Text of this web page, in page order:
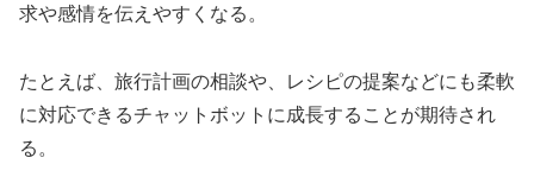
求や感情を伝えやすくなる。
たとえば、旅行計画の相談や、レシピの提案などにも柔軟
に対応できるチャットボットに成長することが期待され
る。